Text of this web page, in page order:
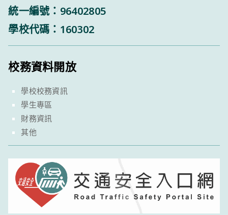
統一編號：96402805
學校代碼：160302
校務資料開放
學校校務資訊
學生專區
財務資訊
其他